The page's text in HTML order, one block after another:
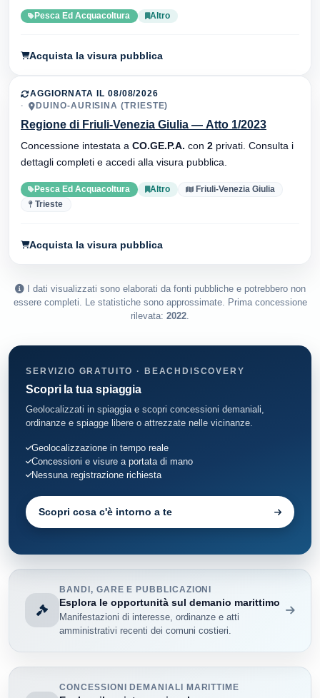
Pesca Ed Acquacoltura Altro
Acquista la visura pubblica
AGGIORNATA IL 08/08/2026
DUINO-AURISINA (TRIESTE)
Regione di Friuli-Venezia Giulia — Atto 1/2023
Concessione intestata a CO.GE.P.A. con 2 privati. Consulta i
dettagli completi e accedi alla visura pubblica.
Pesca Ed Acquacoltura Altro
Friuli-Venezia Giulia
Trieste
Acquista la visura pubblica
I dati visualizzati sono elaborati da fonti pubbliche e potrebbero non
essere completi. Le statistiche sono approssimate. Prima concessione
rilevata: 2022.
SERVIZIO GRATUITO · BEACHDISCOVERY
Scopri la tua spiaggia
Geolocalizzati in spiaggia e scopri concessioni demaniali,
ordinanze e spiagge libere o attrezzate nelle vicinanze.
Geolocalizzazione in tempo reale
Concessioni e visure a portata di mano
Nessuna registrazione richiesta
Scopri cosa c'è intorno a te
BANDI, GARE E PUBBLICAZIONI
Esplora le opportunità sul demanio marittimo
Manifestazioni di interesse, ordinanze e atti
amministrativi recenti dei comuni costieri.
CONCESSIONI DEMANIALI MARITTIME